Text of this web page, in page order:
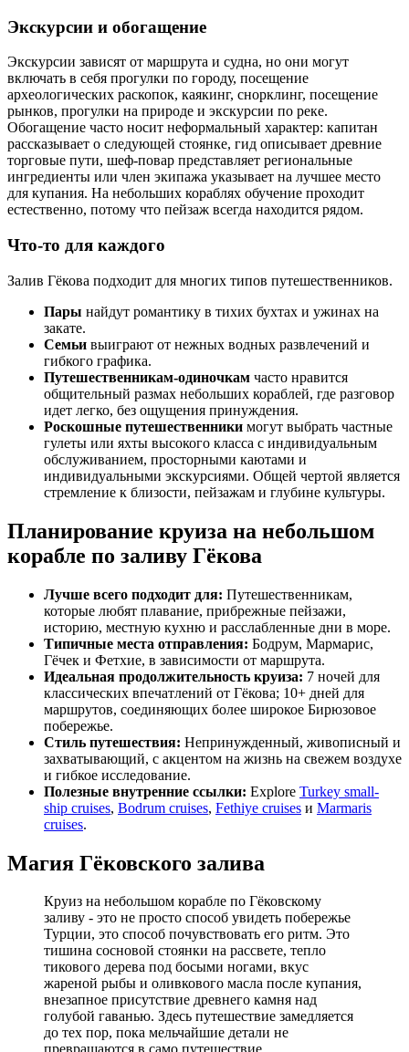
Экскурсии и обогащение
Экскурсии зависят от маршрута и судна, но они могут
включать в себя прогулки по городу, посещение
археологических раскопок, каякинг, снорклинг, посещение
рынков, прогулки на природе и экскурсии по реке.
Обогащение часто носит неформальный характер: капитан
рассказывает о следующей стоянке, гид описывает древние
торговые пути, шеф-повар представляет региональные
ингредиенты или член экипажа указывает на лучшее место
для купания. На небольших кораблях обучение проходит
естественно, потому что пейзаж всегда находится рядом.
Что-то для каждого
Залив Гёкова подходит для многих типов путешественников.
Пары найдут романтику в тихих бухтах и ужинах на
закате.
Семьи выиграют от нежных водных развлечений и
гибкого графика.
Путешественникам-одиночкам часто нравится
общительный размах небольших кораблей, где разговор
идет легко, без ощущения принуждения.
Роскошные путешественники могут выбрать частные
гулеты или яхты высокого класса с индивидуальным
обслуживанием, просторными каютами и
индивидуальными экскурсиями. Общей чертой является
стремление к близости, пейзажам и глубине культуры.
Планирование круиза на небольшом
корабле по заливу Гёкова
Лучше всего подходит для: Путешественникам,
которые любят плавание, прибрежные пейзажи,
историю, местную кухню и расслабленные дни в море.
Типичные места отправления: Бодрум, Мармарис,
Гёчек и Фетхие, в зависимости от маршрута.
Идеальная продолжительность круиза: 7 ночей для
классических впечатлений от Гёкова; 10+ дней для
маршрутов, соединяющих более широкое Бирюзовое
побережье.
Стиль путешествия: Непринужденный, живописный и
захватывающий, с акцентом на жизнь на свежем воздухе
и гибкое исследование.
Полезные внутренние ссылки: Explore Turkey small-
ship cruises, Bodrum cruises, Fethiye cruises и Marmaris
cruises.
Магия Гёковского залива
Круиз на небольшом корабле по Гёковскому
заливу - это не просто способ увидеть побережье
Турции, это способ почувствовать его ритм. Это
тишина сосновой стоянки на рассвете, тепло
тикового дерева под босыми ногами, вкус
жареной рыбы и оливкового масла после купания,
внезапное присутствие древнего камня над
голубой гаванью. Здесь путешествие замедляется
до тех пор, пока мельчайшие детали не